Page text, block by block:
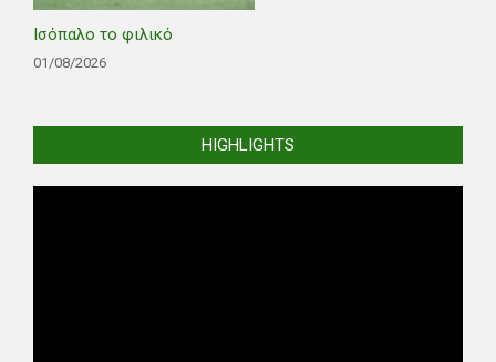
Ισόπαλο το φιλικό
01/08/2026
HIGHLIGHTS